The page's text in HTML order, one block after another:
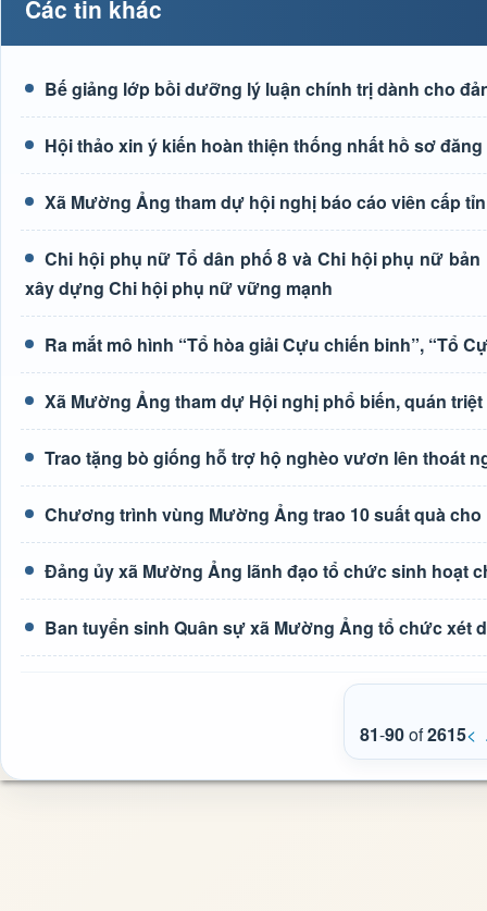
Các tin khác
Bế giảng lớp bồi dưỡng lý luận chính trị dành cho
Hội thảo xin ý kiến hoàn thiện thống nhất hồ sơ
Xã Mường Ảng tham dự hội nghị báo cáo viên cấp
Chi hội phụ nữ Tổ dân phố 8 và Chi hội phụ nữ
xây dựng Chi hội phụ nữ vững mạnh
Ra mắt mô hình “Tổ hòa giải Cựu chiến binh”, “Tổ
Xã Mường Ảng tham dự Hội nghị phổ biến, quán
Trao tặng bò giống hỗ trợ hộ nghèo vươn lên thoát
Chương trình vùng Mường Ảng trao 10 suất quà
Đảng ủy xã Mường Ảng lãnh đạo tổ chức sinh hoạt
Ban tuyển sinh Quân sự xã Mường Ảng tổ chức xét
81-90of2615<